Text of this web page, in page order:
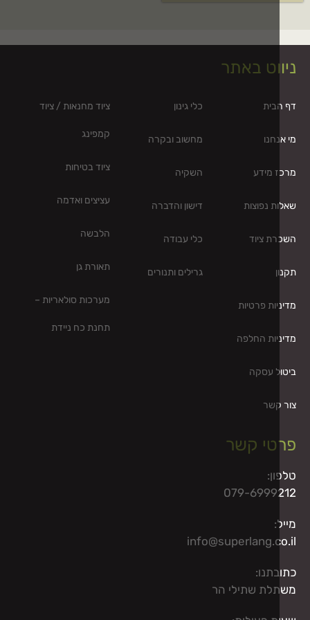
באתר
מידע
נפוצות
ציוד
פרטיות
החלפה
עסקה
מחשוב ובקרה
דישון והדברה
כלי עבודה
גרילים ותנורים
ציוד מחנאות / ציוד
ציוד בטיחות
עציצים ואדמה
תאורת גן
מערכות סולאריות –
תחנת כח ניידת
קשר
079-
שתילי הר